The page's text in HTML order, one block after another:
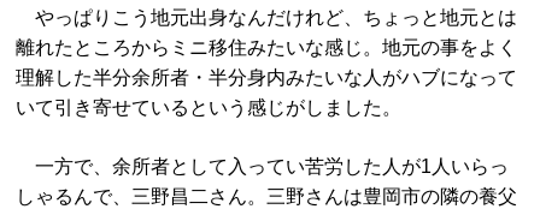
やっぱりこう地元出身なんだけれど、ちょっと地元とは
離れたところからミニ移住みたいな感じ。地元の事をよく
理解した半分余所者・半分身内みたいな人がハブになって
いて引き寄せているという感じがしました。
一方で、余所者として入ってい苦労した人が1人いらっ
しゃるんで、三野昌二さん。三野さんは豊岡市の隣の養父